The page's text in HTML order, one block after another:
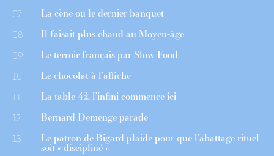
07 La cène ou le dernier banquet
08 Il faisait plus chaud au Moyen-âge
09 Le terroir français par Slow Food
10 Le chocolat à l’affiche
11 La table 42, l’infini commence ici
12 Bernard Demenge parade
13 Le patron de Bigard plaide pour que l’abattage rituel
soit « discipliné »